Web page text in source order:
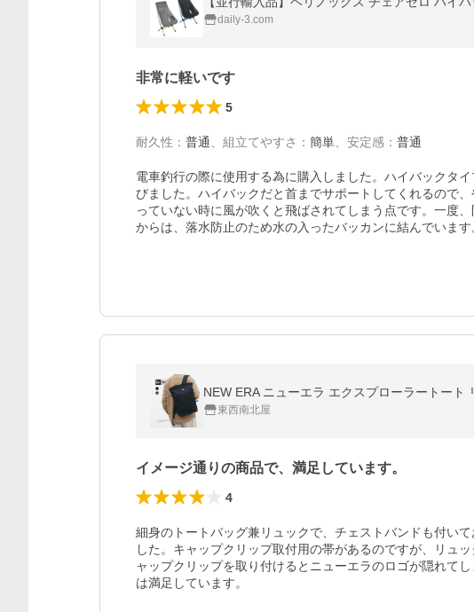
daily-3.com
非常に軽いです
5
耐久性 ： 普通 組立てやすさ ： 簡単 安定感 ： 普通
電車釣行の際に使用する為に購入しました。ハイバックタ
びました。ハイバックだと首までサポートしてくれるので
っていない時に風が吹くと飛ばされてしまう点です。一度
からは、落水防止のため水の入ったバッカンに結んでいます
東西南北屋
イメージ通りの商品で、満足しています。
4
細身のトートバッグ兼リュックで、チェストバンドも付い
した。キャップクリップ取付用の帯があるのですが、リュ
ャップクリップを取り付けるとニューエラのロゴが隠れて
は満足しています。